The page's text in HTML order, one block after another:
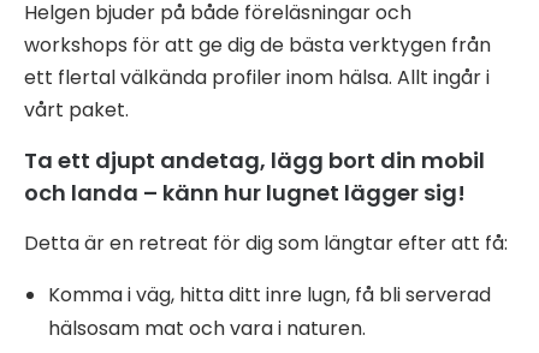
Helgen bjuder på både föreläsningar och
workshops för att ge dig de bästa verktygen från
ett flertal välkända profiler inom hälsa. Allt ingår i
vårt paket.
Ta ett djupt andetag, lägg bort din mobil
och landa – känn hur lugnet lägger sig!
Detta är en retreat för dig som längtar efter att få:
Komma i väg, hitta ditt inre lugn, få bli serverad
hälsosam mat och vara i naturen.